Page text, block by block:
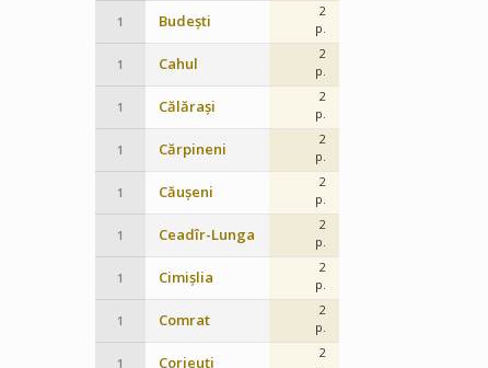
1 Budești
2
p.
1 Cahul
2
p.
1 Călărași
2
p.
1 Cărpineni
2
p.
1 Căușeni
2
p.
1 Ceadîr-Lunga
2
p.
1 Cimișlia
2
p.
1 Comrat
2
p.
1 Corjeuți
2